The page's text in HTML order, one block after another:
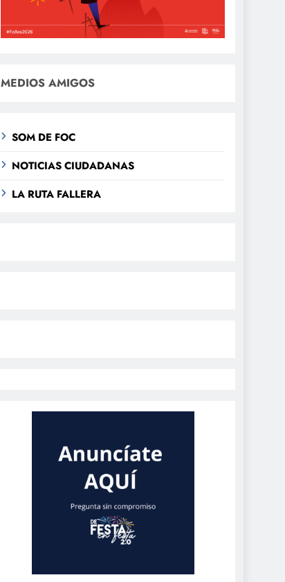
MEDIOS AMIGOS
SOM DE FOC
NOTICIAS CIUDADANAS
LA RUTA FALLERA